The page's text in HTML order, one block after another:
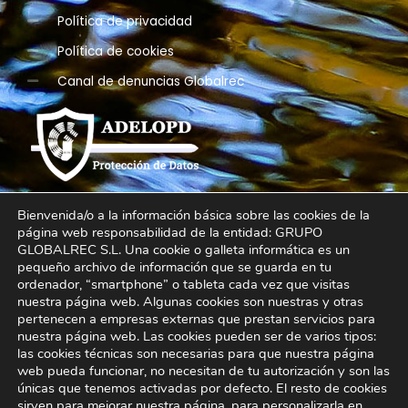
Política de privacidad
Política de cookies
Canal de denuncias Globalrec
+34 966 516 723 – info@grupoglobalrec.com
Grupo Globalrec. Pol. Ind. Els Algars, C/ Castalla, nº 6 –
03820, Cocentaina (Alicante, Spain)
Bienvenida/o a la información básica sobre las cookies de la
página web responsabilidad de la entidad: GRUPO
GLOBALREC S.L. Una cookie o galleta informática es un
pequeño archivo de información que se guarda en tu
ordenador, “smartphone” o tableta cada vez que visitas
nuestra página web. Algunas cookies son nuestras y otras
pertenecen a empresas externas que prestan servicios para
nuestra página web. Las cookies pueden ser de varios tipos:
las cookies técnicas son necesarias para que nuestra página
web pueda funcionar, no necesitan de tu autorización y son las
únicas que tenemos activadas por defecto. El resto de cookies